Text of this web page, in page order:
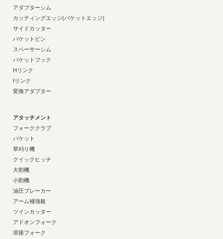
アダプターシム
カッティングエッジ(バケットエッジ)
サイドカッター
バケットピン
スペーサーシム
バケットフック
Hリンク
Iリンク
変換アダプター
アタッチメント
フォーククラブ
バケット
草刈り機
クイックヒッチ
大割機
小割機
油圧ブレーカー
アーム補強板
ツインカッター
アドオンフォーク
溶接フォーク